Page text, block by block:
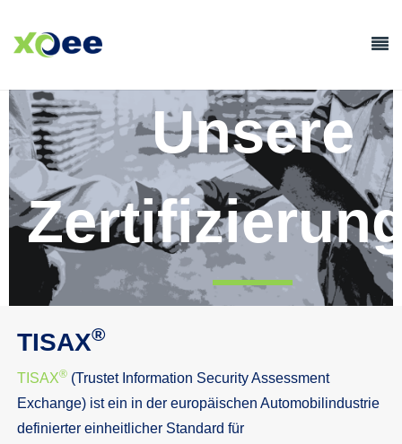
Unsere
TISAX®
TISAX®(Trustet Information Security Assessment
Exchange) ist ein in der europäischen Automobilindustrie
definierter einheitlicher Standard für